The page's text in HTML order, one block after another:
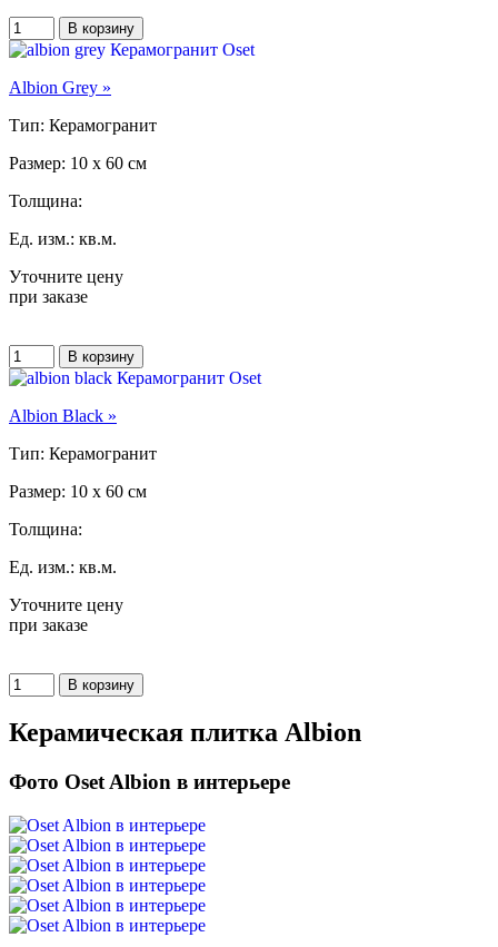
Albion Grey »
Тип: Керамогранит
Размер: 10 x 60 см
Толщина:
Ед. изм.: кв.м.
Уточните цену
при заказе
Albion Black »
Тип: Керамогранит
Размер: 10 x 60 см
Толщина:
Ед. изм.: кв.м.
Уточните цену
при заказе
Керамическая плитка Albion
Фото Oset Albion в интерьере